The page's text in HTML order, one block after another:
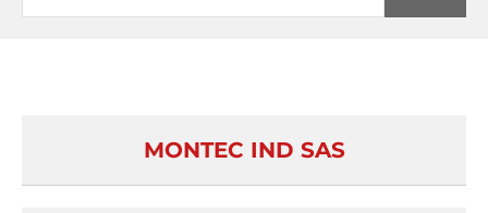
MONTEC IND SAS